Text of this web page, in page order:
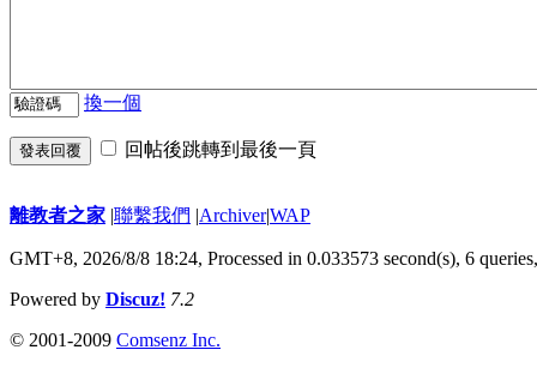
換一個
發表回覆 回帖後跳轉到最後一頁
離教者之家 |聯繫我們 |Archiver|WAP
GMT+8, 2026/8/8 18:24, Processed in 0.033573 second(s), 6
Powered by Discuz! 7.2
© 2001-2009 Comsenz Inc.